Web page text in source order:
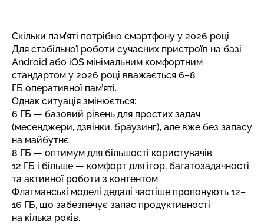
Скільки пам’яті потрібно смартфону у 2026 році
Для стабільної роботи сучасних пристроїв на базі
Android або iOS мінімальним комфортним
стандартом у 2026 році вважається 6–8
ГБ оперативної пам’яті.
Однак ситуація змінюється:
6 ГБ — базовий рівень для простих задач
(месенджери, дзвінки, браузинг), але вже без запасу
на майбутнє
8 ГБ — оптимум для більшості користувачів
12 ГБ і більше — комфорт для ігор, багатозадачності
та активної роботи з контентом
Флагманські моделі дедалі частіше пропонують 12–
16 ГБ, що забезпечує запас продуктивності
на кілька років.